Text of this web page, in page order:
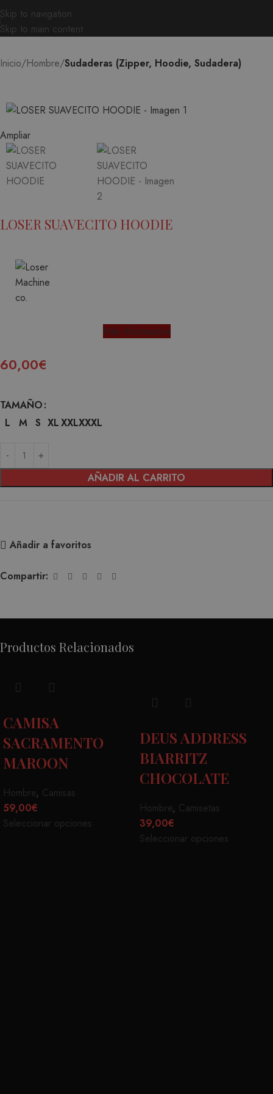
Skip to navigation
Skip to main content
Inicio Hombre Sudaderas (Zipper, Hoodie, Sudadera)
Ampliar
LOSER SUAVECITO HOODIE
Más Información
60,00€
TAMAÑO
L
M S XLXXLXXXL
AÑADIR AL CARRITO
Añadir a favoritos
Compartir:
Productos Relacionados
CAMISA
SACRAMENTO
MAROON
Hombre, Camisas
59,00€
Seleccionar opciones
DEUS ADDRESS
BIARRITZ
CHOCOLATE
Hombre, Camisetas
39,00€
Seleccionar opciones